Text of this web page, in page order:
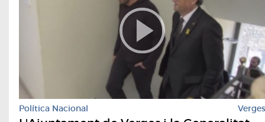
Política Nacional Verges